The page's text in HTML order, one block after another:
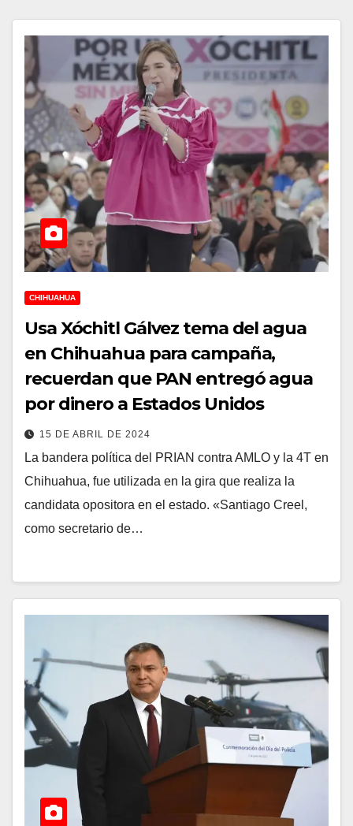
CHIHUAHUA
Usa Xóchitl Gálvez tema del agua
en Chihuahua para campaña,
recuerdan que PAN entregó agua
por dinero a Estados Unidos
15 DE ABRIL DE 2024
La bandera política del PRIAN contra AMLO y la 4T en
Chihuahua, fue utilizada en la gira que realiza la
candidata opositora en el estado. «Santiago Creel,
como secretario de…